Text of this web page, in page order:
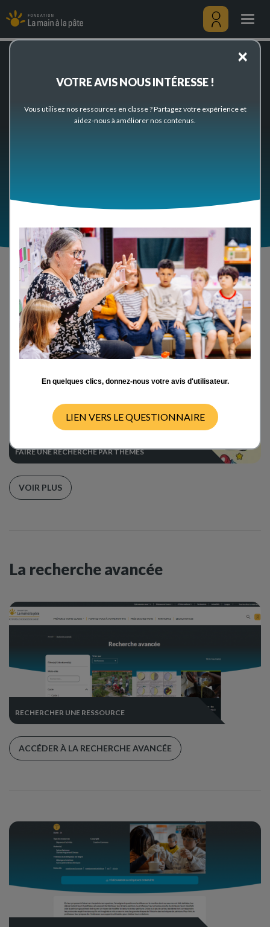
votre
classe
au
contenu
principal
Menu
Les thèmes scientifiques et
pédagogiques
FAIRE UNE RECHERCHE PAR THÈMES
VOIR PLUS
La recherche avancée
RECHERCHER UNE RESSOURCE
ACCÉDER À LA RECHERCHE AVANCÉE
×
VOTRE AVIS NOUS INTÉRESSE !
Vous utilisez nos ressources en classe ? Partagez votre expérience et
aidez-nous à améliorer nos contenus.
En quelques clics, donnez-nous votre avis d'utilisateur.
LIEN VERS LE QUESTIONNAIRE